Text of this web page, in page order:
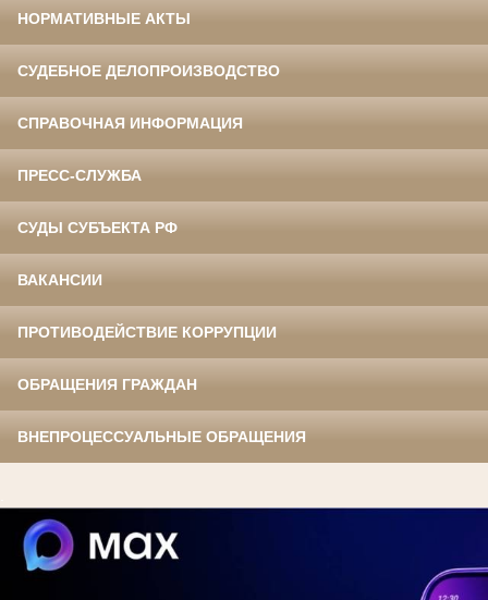
НОРМАТИВНЫЕ АКТЫ
СУДЕБНОЕ ДЕЛОПРОИЗВОДСТВО
СПРАВОЧНАЯ ИНФОРМАЦИЯ
ПРЕСС-СЛУЖБА
СУДЫ СУБЪЕКТА РФ
ВАКАНСИИ
ПРОТИВОДЕЙСТВИЕ КОРРУПЦИИ
ОБРАЩЕНИЯ ГРАЖДАН
ВНЕПРОЦЕССУАЛЬНЫЕ ОБРАЩЕНИЯ